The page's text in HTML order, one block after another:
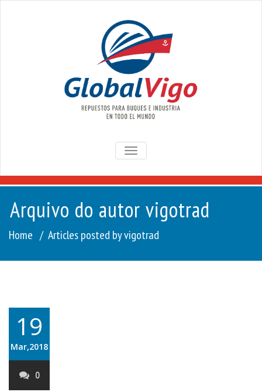
TOGGLE
Arquivo do autorvigotrad
Home / Articles posted by vigotrad
19
Mar,2018
0